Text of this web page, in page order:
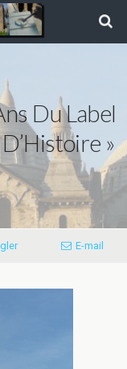
Du Label
»
E-mail